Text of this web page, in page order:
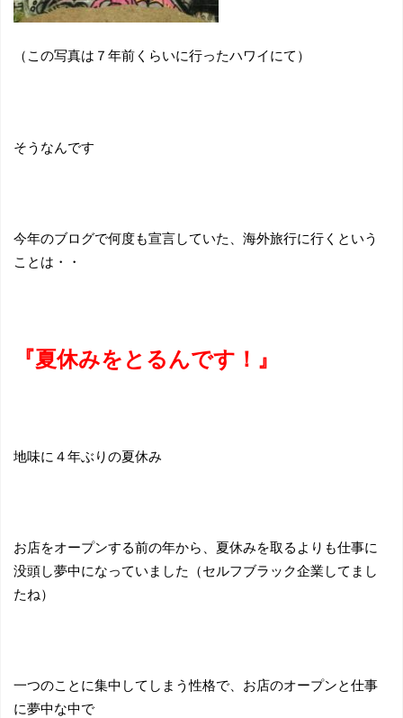
（この写真は７年前くらいに行ったハワイにて）
そうなんです
今年のブログで何度も宣言していた、海外旅行に行くという
ことは・・
『夏休みをとるんです！』
地味に４年ぶりの夏休み
お店をオープンする前の年から、夏休みを取るよりも仕事に
没頭し夢中になっていました（セルフブラック企業してまし
たね）
一つのことに集中してしまう性格で、お店のオープンと仕事
に夢中な中で